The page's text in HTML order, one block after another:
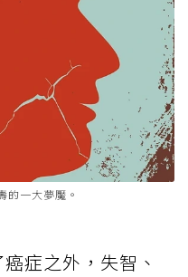
的一大夢魘。
症之外，失智、